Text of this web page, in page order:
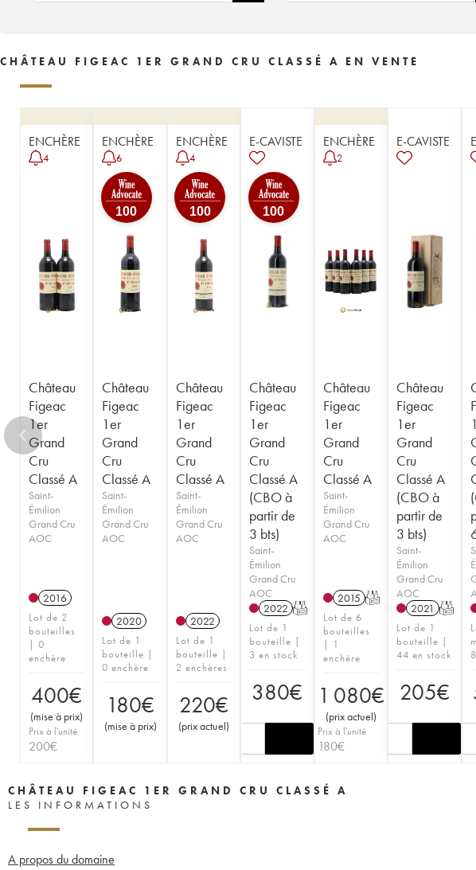
1976
1975 1974 1973
1972
1971
1970 1969 1968
1967
1964 1962 1961
1960
1957 1955 1953
1952
1946
1935
1923
CHÂTEAU FIGEAC 1ER GRAND CRU CLASSÉ A EN VENTE
ENCHÈRE
4
Château
Figeac
1er
Grand
Cru
Classé A
Saint-
Émilion
Grand Cru
AOC
2016
Lot de 2
bouteilles
| 0
enchère
400€
(mise à prix)
Prix à l'unité
200€
ENCHÈRE
6
100
Château
Figeac
1er
Grand
Cru
Classé A
Saint-
Émilion
Grand Cru
AOC
2020
Lot de 1
bouteille |
0 enchère
180€
(mise à prix)
ENCHÈRE
4
100
Château
Figeac
1er
Grand
Cru
Classé A
Saint-
Émilion
Grand Cru
AOC
2022
Lot de 1
bouteille |
2 enchères
220€
(prix actuel)
E-CAVISTE
100
Château
Figeac
1er
Grand
Cru
Classé A
(CBO à
partir de
3 bts)
Saint-
Émilion
Grand Cru
AOC
2022 T
Lot de 1
bouteille |
3 en stock
380€
ENCHÈRE
2
Château
Figeac
1er
Grand
Cru
Classé A
Saint-
Émilion
Grand Cru
AOC
2015 T
Lot de 6
bouteilles
| 1
enchère
1 080€
(prix actuel)
Prix à l'unité
180€
E-CAVISTE
Château
Figeac
1er
Grand
Cru
Classé A
(CBO à
partir de
3 bts)
Saint-
Émilion
Grand Cru
AOC
2021 T
Lot de 1
bouteille |
44 en stock
205€
CHÂTEAU FIGEAC 1ER GRAND CRU CLASSÉ A
LES INFORMATIONS
A propos du domaine